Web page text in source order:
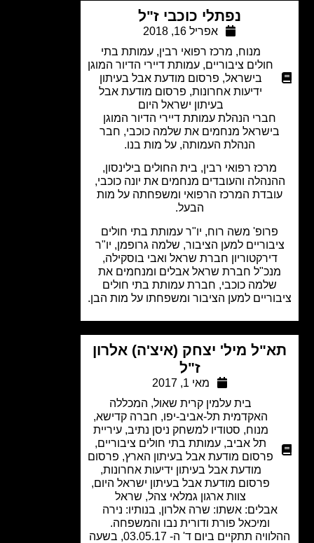
נפתלי כוכבי ז"ל
אפריל 16, 2018
מרכז רפואי רבין,עמותת בתי
חולים ציבוריים,עמותת דיירי הדיור המוגן
בישראל,פרסום מודעת אבל בעיתון
ידיעות אחרונות,פרסום מודעת אבל
בעיתון ישראל היום
חברי הנהלת עמותת דיירי הדיור המוגן
מנחמים את שלמה כוכבי, חבר
הנהלת העמותה, על מות בנו.
מרכז רפואי רבין, בית החולים בילינסון,
והעובדים מנחמים את יונה כוכבי,
המרכז הרפואי ומשפחתה על מות
משה רוח, יו"ר עמותת בתי חולים
למען הציבור, שלמה גרופמן, יו"ר
דירקטוריון חברת שראל ואבי בוסקילה,
חברת שראל אבלים ומנחמים את
שלמה כוכבי, חברת עמותת בתי חולים
למען הציבור ומשפחתו על מות הבן.
מיל' יצחק (איצ'ה) אלרון
מאי 1, 2017
בית עלמין קרית שאול,המכללה
האקדמית תל-אביב-יפו,חברה קדישא,
סטודיו למשחק ניסן נתיב,עיריית
תל אביב,עמותת בתי חולים ציבוריים,
פרסום מודעת אבל בעיתון הארץ,פרסום
מודעת אבל בעיתון ידיעות אחרונות,
פרסום מודעת אבל בעיתון ישראל היום,
צוות ארגון גמלאי צהל,שראל
אבלים: אשתו: שרה אלרון, בנותיו: נירה
ומיכאל פורת ודורית נבו והמשפחה.
ההלוויה תתקיים ביום ד' ה- 03.05.17, בשעה